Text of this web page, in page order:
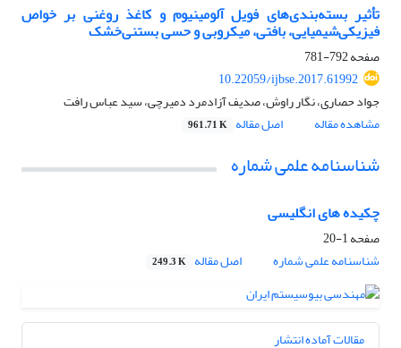
تأثیر بسته‌بندی‌های فویل آلومینیوم و کاغذ روغنی بر خواص
فیزیکی‌شیمیایی، بافتی، میکروبی و حسی بستنی‌خشک
صفحه792-781
10.22059/ijbse.2017.61992
جواد حصاری، نگار راوش، صدیف آزادمرد دمیرچی، سید عباس رافت
مشاهده مقاله
اصل مقاله 961.71 K
شناسنامه علمی شماره
چکیده های انگلیسی
صفحه1-20
شناسنامه علمی شماره
اصل مقاله 249.3 K
مقالات آماده انتشار